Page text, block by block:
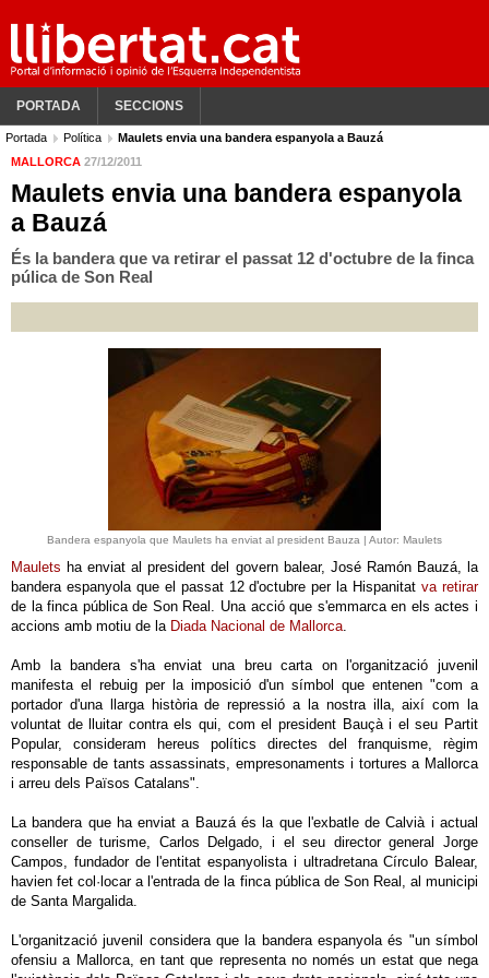
PORTADA SECCIONS
Portada Política
Maulets envia una bandera espanyola a Bauzá
MALLORCA 27/12/2011
Maulets envia una bandera espanyola
a Bauzá
És la bandera que va retirar el passat 12 d'octubre de la finca
púlica de Son Real
Bandera espanyola que Maulets ha enviat al president Bauza | Autor: Maulets
Maulets ha enviat al president del govern balear, José Ramón Bauzá, la
bandera espanyola que el passat 12 d'octubre per la Hispanitatva retirar
de la finca pública de Son Real. Una acció que s'emmarca en els actes i
accions amb motiu de la Diada Nacional de Mallorca.
Amb la bandera s'ha enviat una breu carta on l'organització juvenil
manifesta el rebuig per la imposició d'un símbol que entenen "com a
portador d'una llarga història de repressió a la nostra illa, així com la
voluntat de lluitar contra els qui, com el president Bauçà i el seu Partit
Popular, consideram hereus polítics directes del franquisme, règim
responsable de tants assassinats, empresonaments i tortures a Mallorca
i arreu dels Països Catalans".
La bandera que ha enviat a Bauzá és la que l'exbatle de Calvià i actual
conseller de turisme, Carlos Delgado, i el seu director general Jorge
Campos, fundador de l'entitat espanyolista i ultradretana Círculo Balear,
havien fet col·locar a l'entrada de la finca pública de Son Real, al municipi
de Santa Margalida.
L'organització juvenil considera que la bandera espanyola és "un símbol
ofensiu a Mallorca, en tant que representa no només un estat que nega